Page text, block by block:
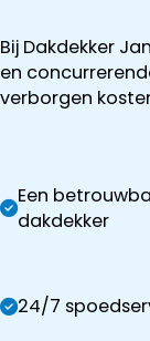
Bij Dakdekker
en
verborgen
Een
dakdekker
24/7